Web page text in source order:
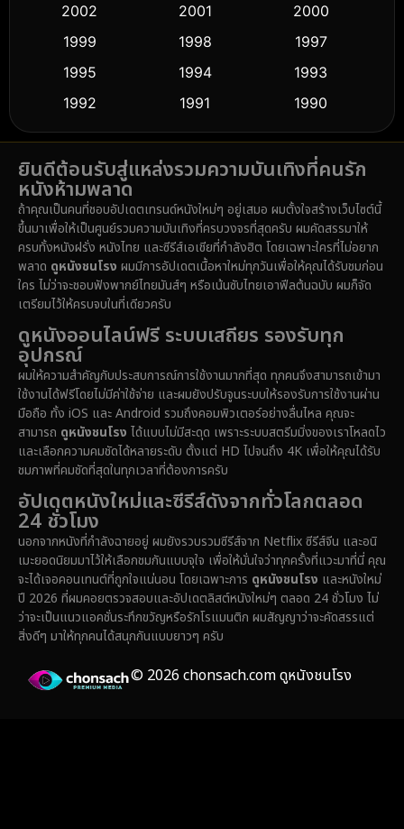
Dance เต้น (10)
Detective สืบสวน (57)
Disaster
Disney+ (5)
Documentary สารคดี (90)
Dystopian
Emotional (61)
Epic มหากาพย์ (216)
Family ครอบครัว
Fantasy จินตนาการ (316)
Fiction (14)
Gothic
2002
2001
2000
1999
1998
1997
1995
1994
1993
1992
1991
1990
1989
1988
1986
1985
1983
1982
1981
1971
1962 1953
ยินดีต้อนรับสู่แหล่งรวมความบันเทิงที่คนรัก
หนังห้ามพลาด
ถ้าคุณเป็นคนที่ชอบอัปเดตเทรนด์หนังใหม่ๆ อยู่เสมอ ผมตั้งใจสร้างเว็บไซต์นี้
ขึ้นมาเพื่อให้เป็นศูนย์รวมความบันเทิงที่ครบวงจรที่สุดครับ ผมคัดสรรมาให้
ครบทั้งหนังฝรั่ง หนังไทย และซีรีส์เอเชียที่กำลังฮิต โดยเฉพาะใครที่ไม่อยาก
พลาด ดูหนังชนโรง ผมมีการอัปเดตเนื้อหาใหม่ทุกวันเพื่อให้คุณได้รับชมก่อน
ใคร ไม่ว่าจะชอบฟังพากย์ไทยมันส์ๆ หรือเน้นซับไทยเอาฟีลต้นฉบับ ผมก็จัด
เตรียมไว้ให้ครบจบในที่เดียวครับ
ดูหนังออนไลน์ฟรี ระบบเสถียร รองรับทุก
อุปกรณ์
ผมให้ความสำคัญกับประสบการณ์การใช้งานมากที่สุด ทุกคนจึงสามารถเข้ามา
ใช้งานได้ฟรีโดยไม่มีค่าใช้จ่าย และผมยังปรับจูนระบบให้รองรับการใช้งานผ่าน
มือถือ ทั้ง iOS และ Android รวมถึงคอมพิวเตอร์อย่างลื่นไหล คุณจะ
สามารถ ดูหนังชนโรง ได้แบบไม่มีสะดุด เพราะระบบสตรีมมิ่งของเราโหลดไว
และเลือกความคมชัดได้หลายระดับ ตั้งแต่ HD ไปจนถึง 4K เพื่อให้คุณได้รับ
ชมภาพที่คมชัดที่สุดในทุกเวลาที่ต้องการครับ
อัปเดตหนังใหม่และซีรีส์ดังจากทั่วโลกตลอด
24 ชั่วโมง
นอกจากหนังที่กำลังฉายอยู่ ผมยังรวบรวมซีรีส์จาก Netflix ซีรีส์จีน และอนิ
เมะยอดนิยมมาไว้ให้เลือกชมกันแบบจุใจ เพื่อให้มั่นใจว่าทุกครั้งที่แวะมาที่นี่ คุณ
จะได้เจอคอนเทนต์ที่ถูกใจแน่นอน โดยเฉพาะการ ดูหนังชนโรง และหนังใหม่
ปี 2026 ที่ผมคอยตรวจสอบและอัปเดตลิสต์หนังใหม่ๆ ตลอด 24 ชั่วโมง ไม่
ว่าจะเป็นแนวแอคชั่นระทึกขวัญหรือรักโรแมนติก ผมสัญญาว่าจะคัดสรรแต่
สิ่งดีๆ มาให้ทุกคนได้สนุกกันแบบยาวๆ ครับ
© 2026 chonsach.com ดูหนังชนโรง